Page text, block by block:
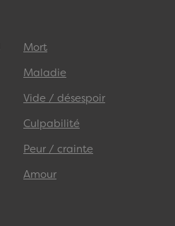
Mort
Maladie
Vide / désespoir
Culpabilité
Peur / crainte
Amour